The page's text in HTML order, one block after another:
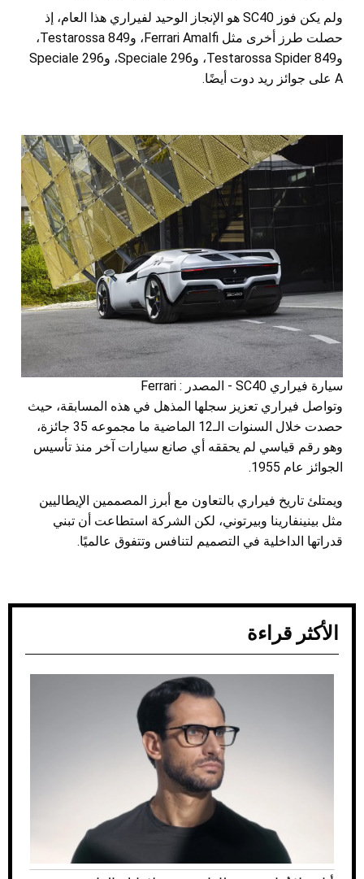
ولم يكن فوز SC40 هو الإنجاز الوحيد لفيراري هذا العام، إذ
حصلت طرز أخرى مثل Ferrari Amalfi، و849 Testarossa،
و849 Testarossa Spider، و296 Speciale، و296 Speciale
A على جوائز ريد دوت أيضًا.
سيارة فيراري SC40 - المصدر : Ferrari
وتواصل فيراري تعزيز سجلها المذهل في هذه المسابقة، حيث
حصدت خلال السنوات الـ12 الماضية ما مجموعه 35 جائزة،
وهو رقم قياسي لم يحققه أي صانع سيارات آخر منذ تأسيس
الجوائز عام 1955.
ويمتلئ تاريخ فيراري بالتعاون مع أبرز المصممين الإيطاليين
مثل بينينفارينا وبيرتوني، لكن الشركة استطاعت أن تبني
قدراتها الداخلية في التصميم لتنافس وتتفوق عالميًا.
الأكثر قراءة